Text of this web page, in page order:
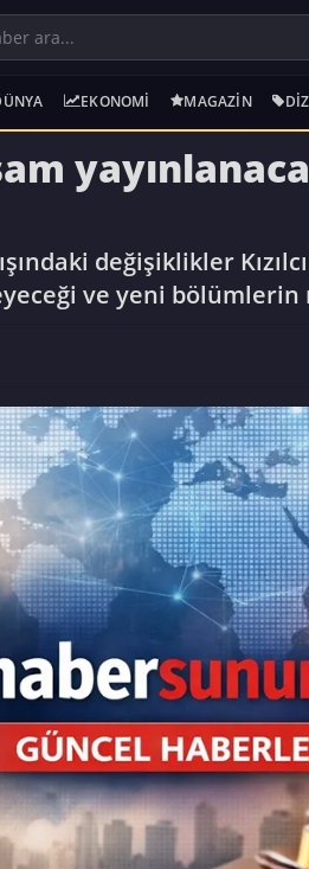
EKONOMI MAGAZIN
değişiklikler
ve yeni bölümlerin